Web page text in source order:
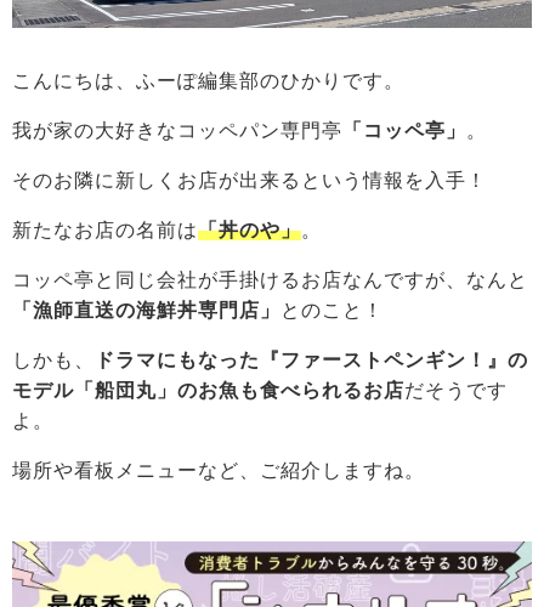
こんにちは、ふーぽ編集部のひかりです。
我が家の大好きなコッペパン専門亭 「コッペ亭」 。
そのお隣に新しくお店が出来るという情報を入手！
新たなお店の名前は「丼のや」。
コッペ亭と同じ会社が手掛けるお店なんですが、なんと
「漁師直送の海鮮丼専門店」
とのこと！
しかも、
ドラマにもなった『ファーストペンギン！』の
モデル「船団丸」のお魚も食べられるお店だそうです
よ。
場所や看板メニューなど、ご紹介しますね。